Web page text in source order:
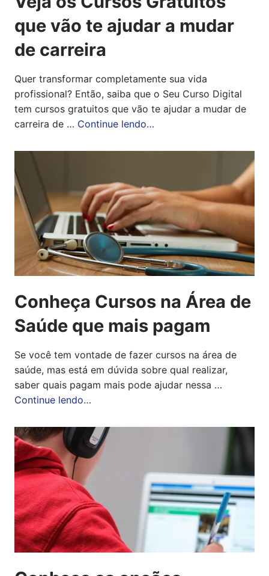
que vão te ajudar a mudar
de carreira
Quer transformar completamente sua vida
profissional? Então, saiba que o Seu Curso Digital
tem cursos gratuitos que vão te ajudar a mudar de
carreira de … Continue lendo…
Conheça Cursos na Área de
Saúde que mais pagam
Se você tem vontade de fazer cursos na área de
saúde, mas está em dúvida sobre qual realizar,
saber quais pagam mais pode ajudar nessa …
Continue lendo…